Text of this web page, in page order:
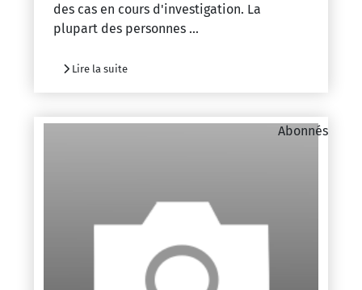
des cas en cours d'investigation. La
plupart des personnes ...
Lire la suite
Abonnés